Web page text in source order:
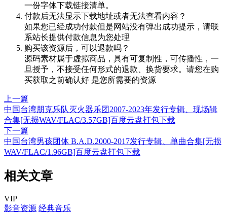
一份字体下载链接清单。
付款后无法显示下载地址或者无法查看内容？
如果您已经成功付款但是网站没有弹出成功提示，请联
系站长提供付款信息为您处理
购买该资源后，可以退款吗？
源码素材属于虚拟商品，具有可复制性，可传播性，一
旦授予，不接受任何形式的退款、换货要求。请您在购
买获取之前确认好 是您所需要的资源
上一篇
中国台湾朋克乐队灭火器乐团2007-2023年发行专辑、现场辑
合集[无损WAV/FLAC/3.57GB]百度云盘打包下载
下一篇
中国台湾男孩团体 B.A.D.2000-2017发行专辑、单曲合集[无损
WAV/FLAC/1.96GB]百度云盘打包下载
相关文章
VIP
影音资源 经典音乐